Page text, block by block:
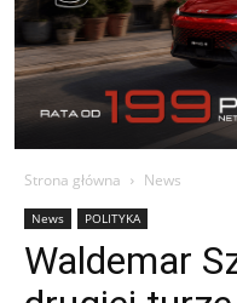
Strona główna News
News POLITYKA
Waldemar